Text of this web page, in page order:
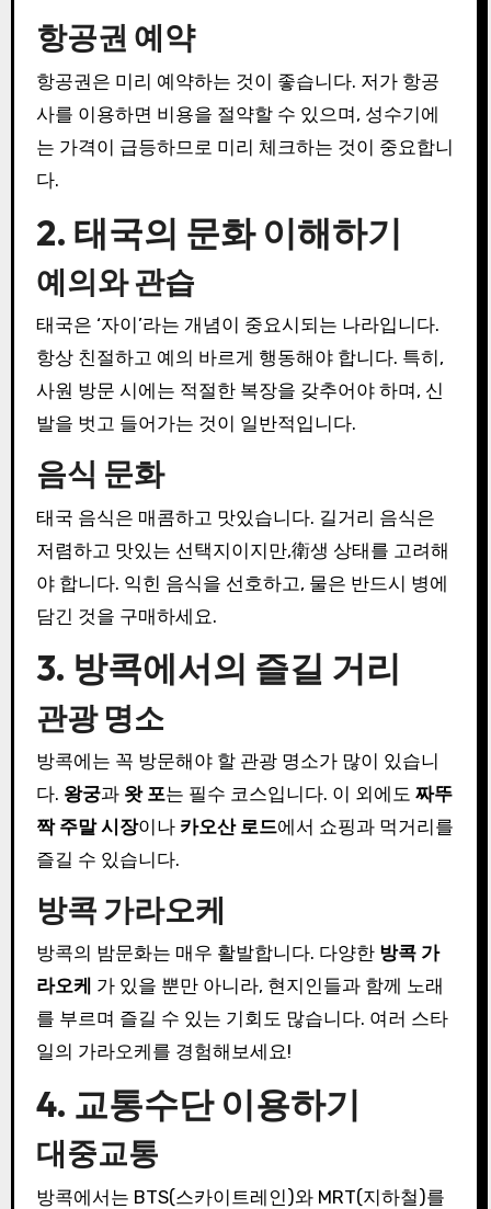
항공권 예약
항공권은 미리 예약하는 것이 좋습니다. 저가 항공
사를 이용하면 비용을 절약할 수 있으며, 성수기에
는 가격이 급등하므로 미리 체크하는 것이 중요합니
다.
2. 태국의 문화 이해하기
예의와 관습
태국은 ‘자이’라는 개념이 중요시되는 나라입니다.
항상 친절하고 예의 바르게 행동해야 합니다. 특히,
사원 방문 시에는 적절한 복장을 갖추어야 하며, 신
발을 벗고 들어가는 것이 일반적입니다.
음식 문화
태국 음식은 매콤하고 맛있습니다. 길거리 음식은
저렴하고 맛있는 선택지이지만,衛생 상태를 고려해
야 합니다. 익힌 음식을 선호하고, 물은 반드시 병에
담긴 것을 구매하세요.
3. 방콕에서의 즐길 거리
관광 명소
방콕에는 꼭 방문해야 할 관광 명소가 많이 있습니
다. 왕궁과 왓 포는 필수 코스입니다. 이 외에도 짜뚜
짝 주말 시장이나 카오산 로드에서 쇼핑과 먹거리를
즐길 수 있습니다.
방콕 가라오케
방콕의 밤문화는 매우 활발합니다. 다양한 방콕 가
라오케 가 있을 뿐만 아니라, 현지인들과 함께 노래
를 부르며 즐길 수 있는 기회도 많습니다. 여러 스타
일의 가라오케를 경험해보세요!
4. 교통수단 이용하기
대중교통
방콕에서는 BTS(스카이트레인)와 MRT(지하철)를